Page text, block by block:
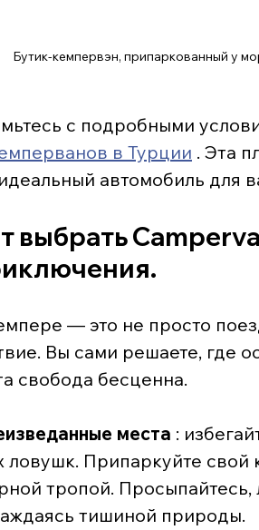
Бутик-кемпервэн, припаркованный у
с подробными
в Турции . Эта
автомобиль для
выбрать
— это не просто
Вы сами решаете, где
свобода бесценна.
места :
ловушк. Припаркуйте
тропой.
тишиной природы.